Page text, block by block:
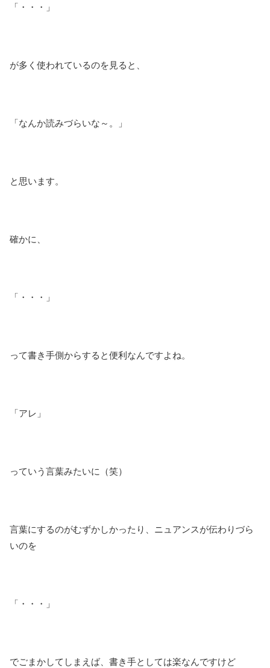
「・・・」
が多く使われているのを見ると、
「なんか読みづらいな～。」
と思います。
確かに、
「・・・」
って書き手側からすると便利なんですよね。
「アレ」
っていう言葉みたいに（笑）
言葉にするのがむずかしかったり、ニュアンスが伝わりづら
いのを
「・・・」
でごまかしてしまえば、書き手としては楽なんですけど